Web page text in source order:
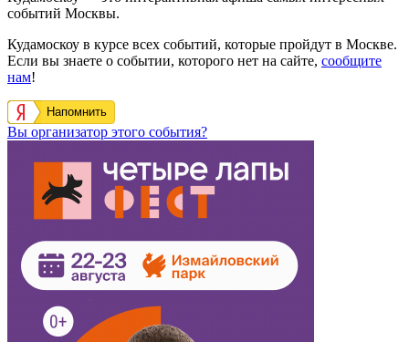
событий Москвы.
Кудамоскоу в курсе всех событий, которые пройдут в Москве.
Если вы знаете о событии, которого нет на сайте, сообщите
нам!
Напомнить
Вы организатор этого события?